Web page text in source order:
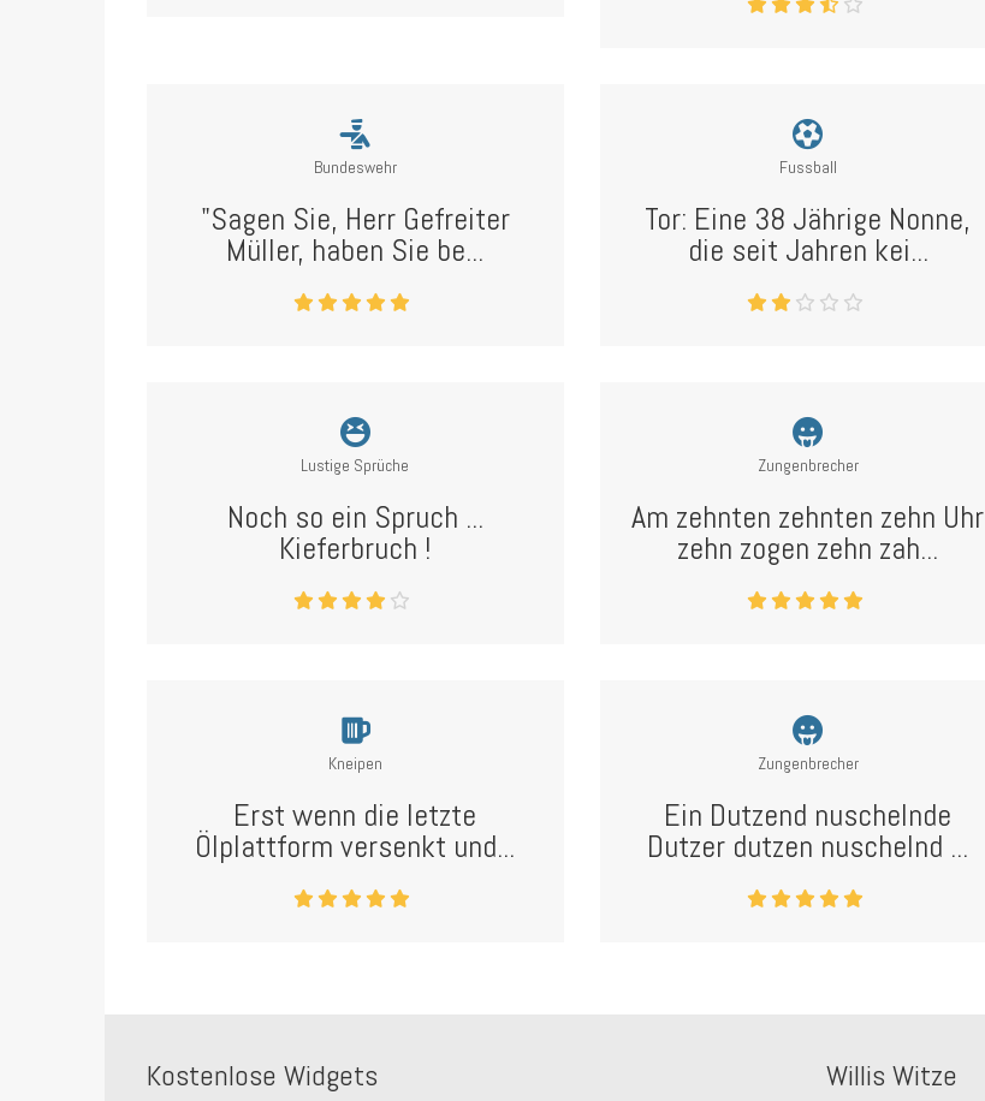
Bundeswehr
"Sagen Sie, Herr Gefreiter
Müller, haben Sie be...
Fussball
Tor: Eine 38 Jährige Nonne,
die seit Jahren kei...
Lustige Sprüche
Noch so ein Spruch ...
Kieferbruch !
Zungenbrecher
Am zehnten zehnten zehn Uhr
zehn zogen zehn zah...
Kneipen
Erst wenn die letzte
Ölplattform versenkt und...
Zungenbrecher
Ein Dutzend nuschelnde
Dutzer dutzen nuschelnd ...
Kostenlose Widgets Willis Witze